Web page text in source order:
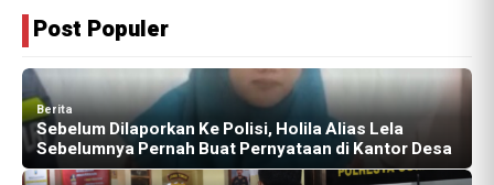
Post Populer
Berita
Terlibat Kasus Narkoba, Oknum Polresta Sumenep
yang Jalani Patsus Terlihat Bebas Diluar
Penempatan Khusus